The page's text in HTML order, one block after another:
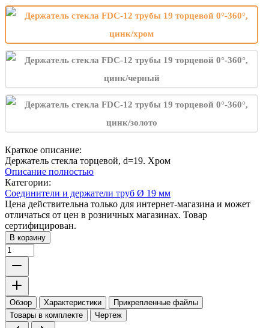
Краткое описание:
Держатель стекла торцевой, d=19. Хром
Описание полностью
Категории:
Соединители и держатели труб Ø 19 мм
Цена действительна только для интернет-магазина и может
отличаться от цен в розничных магазинах. Товар
сертифицирован.
В корзину
Обзор Характеристики
Прикрепленные файлы
Товары в комплекте
Чертеж